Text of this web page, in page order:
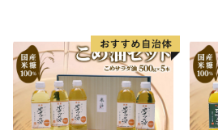
※寄附につきましては、年度内の
おりません。
※特典品の送付は、西桂町外の方
いただきます。
※特典品のお届けには1～2ヶ月程